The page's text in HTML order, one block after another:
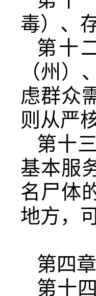
毒）、
第十
（州
虑群众
则从严
第十
基本服
名尸体
地方，
第四
第十